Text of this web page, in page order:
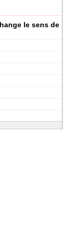
le sens de